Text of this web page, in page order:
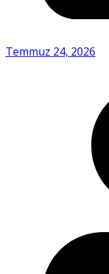
Temmuz 24, 2026